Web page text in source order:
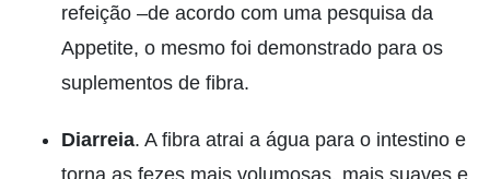
refeição –de acordo com uma pesquisa da
Appetite, o mesmo foi demonstrado para os
suplementos de fibra.
Diarreia. A fibra atrai a água para o intestino e
torna as fezes mais volumosas, mais suaves e